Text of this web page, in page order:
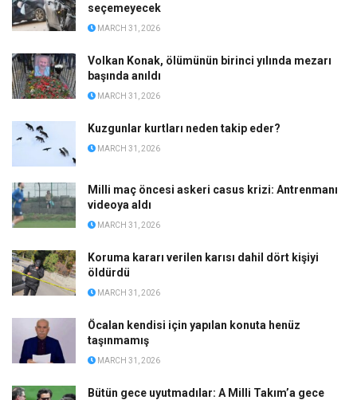
seçemeyecek
MARCH 31, 2026
Volkan Konak, ölümünün birinci yılında mezarı
başında anıldı
MARCH 31, 2026
Kuzgunlar kurtları neden takip eder?
MARCH 31, 2026
Milli maç öncesi askeri casus krizi: Antrenmanı
videoya aldı
MARCH 31, 2026
Koruma kararı verilen karısı dahil dört kişiyi
öldürdü
MARCH 31, 2026
Öcalan kendisi için yapılan konuta henüz
taşınmamış
MARCH 31, 2026
Bütün gece uyutmadılar: A Milli Takım’a gece